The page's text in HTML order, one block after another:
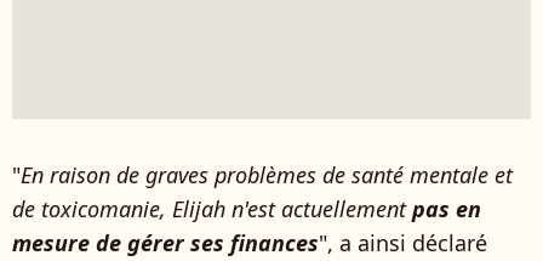
"En raison de graves problèmes de santé mentale et
de toxicomanie, Elijah n'est actuellementpas en
mesure de gérer ses finances", a ainsi déclaré